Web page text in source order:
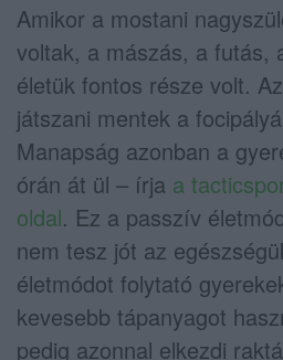
Amikor a mostani
voltak, a mászás, a futás,
életük fontos része volt.
játszani mentek a
Manapság azonban a
órán át ül – írja a
oldal. Ez a passzív
nem tesz jót az
életmódot folytató
kevesebb tápanyagot
pedig azonnal elkezdi